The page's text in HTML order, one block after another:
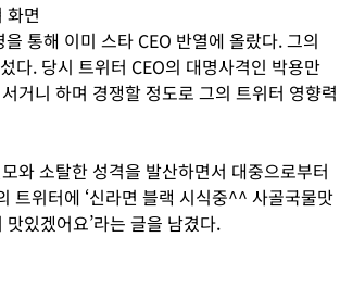
화면
통해 이미 스타 CEO 반열에 올랐다. 그의
다. 당시 트위터 CEO의 대명사격인 박용만
거니 하며 경쟁할 정도로 그의 트위터 영향력
와 소탈한 성격을 발산하면서 대중으로부터
트위터에 ‘신라면 블랙 시식중^^ 사골국물맛
있겠어요’라는 글을 남겼다.